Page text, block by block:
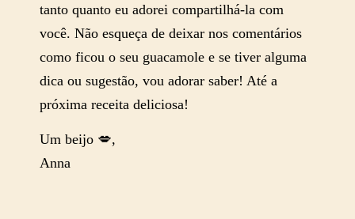
tanto quanto eu adorei compartilhá-la com
você. Não esqueça de deixar nos comentários
como ficou o seu guacamole e se tiver alguma
dica ou sugestão, vou adorar saber! Até a
próxima receita deliciosa!
Um beijo 💋,
Anna